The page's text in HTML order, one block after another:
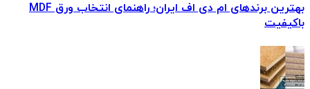
بهترین برندهای ام دی اف ایران؛ راهنمای انتخاب ورق MDF
باکیفیت